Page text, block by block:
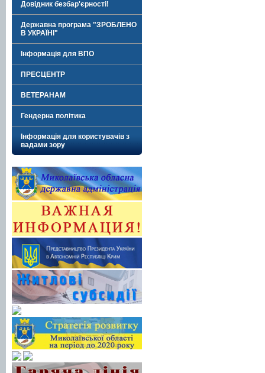
Довідник безбар'єрності!
Державна програма "ЗРОБЛЕНО
В УКРАЇНІ"
Інформація для ВПО
ПРЕСЦЕНТР
ВЕТЕРАНАМ
Гендерна політика
Інформація для користувачів з
вадами зору